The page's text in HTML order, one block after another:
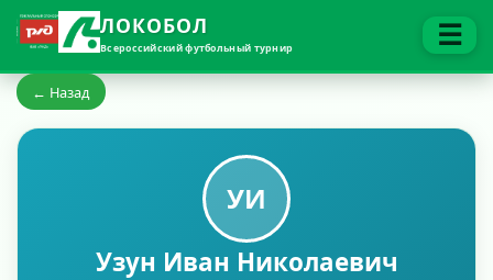
ЛОКОБОЛ
Всероссийский футбольный турнир ☰
← Назад
УИ
Узун Иван Николаевич